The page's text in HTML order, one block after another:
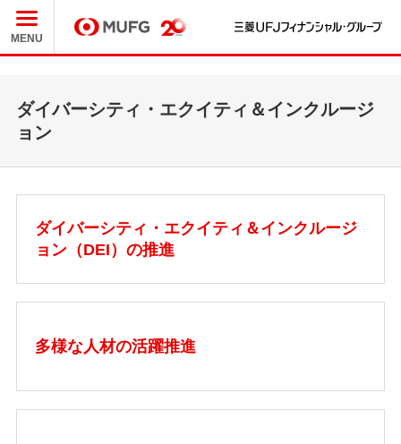
MUFG
MENU
ダイバーシティ・エクイティ＆インクルージ
ョン
ダイバーシティ・エクイティ＆インクルージ
ョン（DEI）の推進
多様な人材の活躍推進